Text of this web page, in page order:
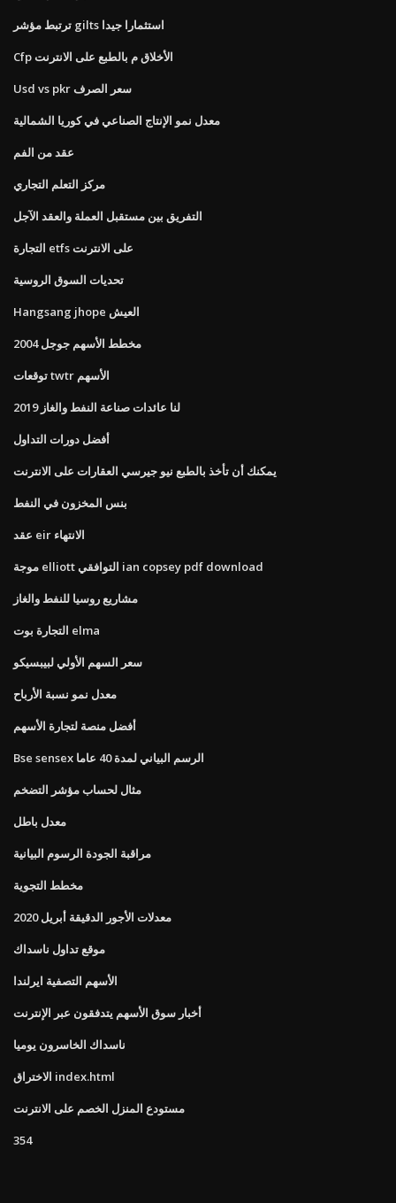
ترتبط مؤشر gilts استثمارا جيدا
Cfp الأخلاق م بالطبع على الانترنت
Usd vs pkr سعر الصرف
معدل نمو الإنتاج الصناعي في كوريا الشمالية
عقد من الفم
مركز التعلم التجاري
التفريق بين مستقبل العملة والعقد الآجل
التجارة etfs على الانترنت
تحديات السوق الروسية
Hangsang jhope العيش
مخطط الأسهم جوجل 2004
توقعات twtr الأسهم
لنا عائدات صناعة النفط والغاز 2019
أفضل دورات التداول
يمكنك أن تأخذ بالطبع نيو جيرسي العقارات على الانترنت
بنس المخزون في النفط
عقد eir الانتهاء
موجة elliott التوافقي ian copsey pdf download
مشاريع روسيا للنفط والغاز
التجارة بوت elma
سعر السهم الأولي لبيبسيكو
معدل نمو نسبة الأرباح
أفضل منصة لتجارة الأسهم
Bse sensex الرسم البياني لمدة 40 عاما
مثال لحساب مؤشر التضخم
معدل باطل
مراقبة الجودة الرسوم البيانية
مخطط التجوية
معدلات الأجور الدقيقة أبريل 2020
موقع تداول ناسداك
الأسهم التصفية ايرلندا
أخبار سوق الأسهم يتدفقون عبر الإنترنت
ناسداك الخاسرون يوميا
الاختراق index.html
مستودع المنزل الخصم على الانترنت
354